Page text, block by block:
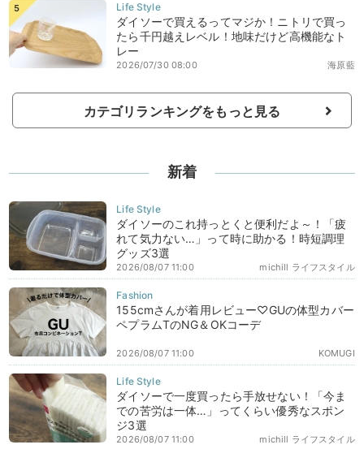
ダイソーで買えるってマジか！ニトリで買っ
たら千円越えレベル！地味だけど高機能なト
レー
海原藍
2026/07/30 08:00
カテゴリランキングをもっと見る
新着
ダイソーのこれ持っとくと便利だよ～！「疲
れて気力ない…」って時に助かる！時短調理
グッズ3選
michill ライフスタイル
2026/08/07 11:00
155cmさんが着用レビュー♡GUの体型カバー
ペプラムTのNG＆OKコーデ
KOMUGI
2026/08/07 11:00
ダイソーで一度買ったら手放せない！「今ま
での苦労は一体…」ってくらい優秀なスポン
ジ3選
michill ライフスタイル
2026/08/07 11:00